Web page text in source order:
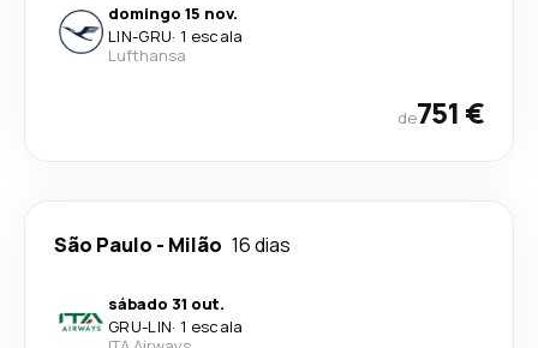
domingo 15 nov.
LIN-GRU· 1 escala
Lufthansa
de751 €
São Paulo - Milão 16 dias
sábado 31 out.
GRU-LIN· 1 escala